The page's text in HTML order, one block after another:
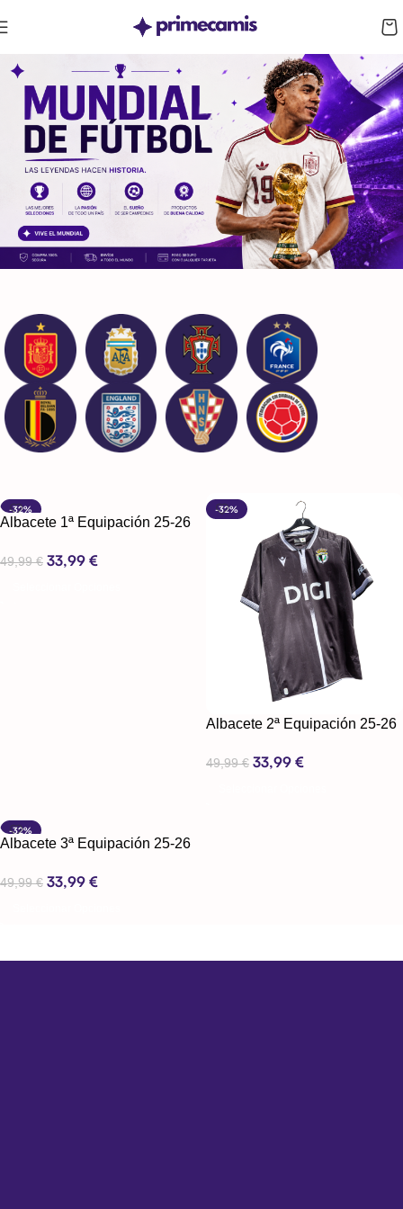
-32%
Albacete 1ª Equipación 25-26
49,99€ 33,99 €
-32%
Albacete 2ª Equipación 25-26
49,99€ 33,99 €
-32%
Albacete 3ª Equipación 25-26
49,99€ 33,99 €